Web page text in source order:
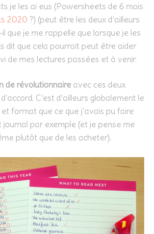
je les ai eus (Powersheets de 6 mois
2020 ?) (peut être les deux d’ailleurs
que je me rappelle que lorsque je les
dit que cela pourrait peut être aider
de mes lectures passées et à venir.
de révolutionnaire avec ces deux
C’est d’ailleurs globalement le
format que ce que j’avais pu faire
journal par exemple (et je pense me
plutôt que de les acheter).